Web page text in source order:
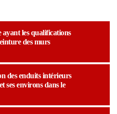
ayant les qualifications
des murs
des enduits intérieurs
ses environs dans le